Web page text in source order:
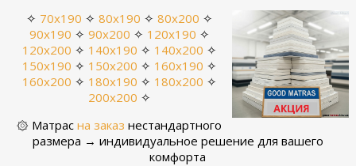
✧ 70х190 ✧ 80x190 ✧ 80х200 ✧
90х190 ✧ 90х200 ✧ 120х190 ✧
120х200 ✧ 140х190 ✧ 140х200 ✧
150х190 ✧ 150х200 ✧ 160х190 ✧
160х200 ✧ 180х190 ✧ 180х200 ✧
200х200 ✧
۞ Матрасна заказ нестандартного
размера → индивидуальное решение для вашего
комфорта